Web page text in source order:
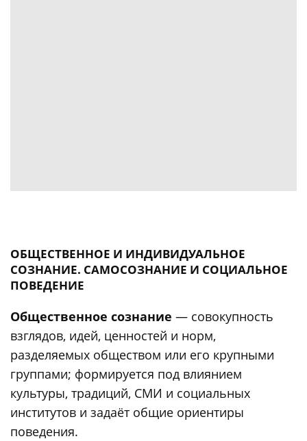
ОБЩЕСТВЕННОЕ И ИНДИВИДУАЛЬНОЕ
СОЗНАНИЕ. САМОСОЗНАНИЕ И СОЦИАЛЬНОЕ
ПОВЕДЕНИЕ
Общественное сознание — совокупность
взглядов, идей, ценностей и норм,
разделяемых обществом или его крупными
группами; формируется под влиянием
культуры, традиций, СМИ и социальных
институтов и задаёт общие ориентиры
поведения.